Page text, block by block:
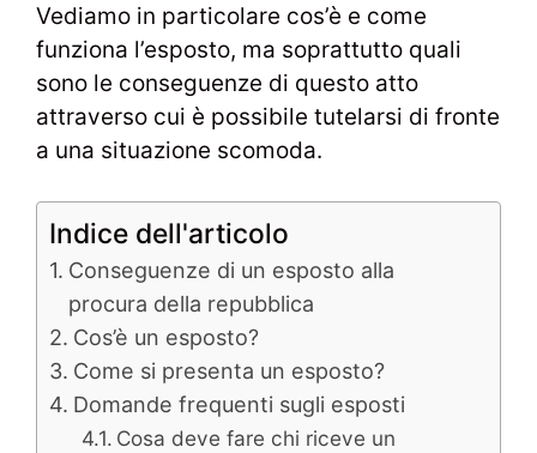
Vediamo in particolare cos’è e come
funziona l’esposto, ma soprattutto quali
sono le conseguenze di questo atto
attraverso cui è possibile tutelarsi di fronte
a una situazione scomoda.
Indice dell'articolo
Conseguenze di un esposto alla
procura della repubblica
Cos’è un esposto?
Come si presenta un esposto?
Domande frequenti sugli esposti
Cosa deve fare chi riceve un